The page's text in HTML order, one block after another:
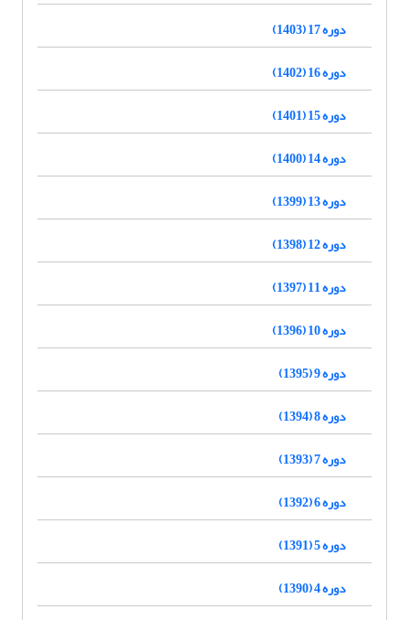
دوره 17 (1403)
دوره 16 (1402)
دوره 15 (1401)
دوره 14 (1400)
دوره 13 (1399)
دوره 12 (1398)
دوره 11 (1397)
دوره 10 (1396)
دوره 9 (1395)
دوره 8 (1394)
دوره 7 (1393)
دوره 6 (1392)
دوره 5 (1391)
دوره 4 (1390)